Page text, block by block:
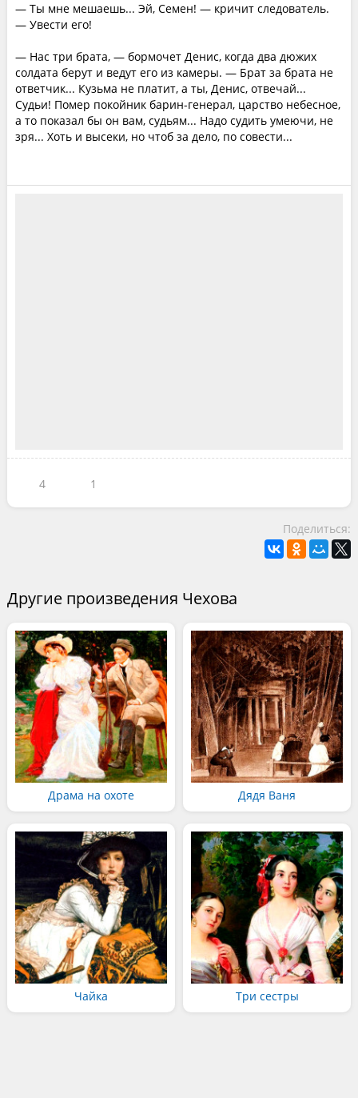
— Ты мне мешаешь... Эй, Семен! — кричит следователь.
— Увести его!
— Нас три брата, — бормочет Денис, когда два дюжих
солдата берут и ведут его из камеры. — Брат за брата не
ответчик... Кузьма не платит, а ты, Денис, отвечай...
Судьи! Помер покойник барин-генерал, царство небесное,
а то показал бы он вам, судьям... Надо судить умеючи, не
зря... Хоть и высеки, но чтоб за дело, по совести...
4 1
Поделиться:
Другие произведения Чехова
Драма на охоте Дядя Ваня
Чайка Три сестры